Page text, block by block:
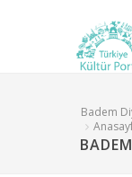
Badem